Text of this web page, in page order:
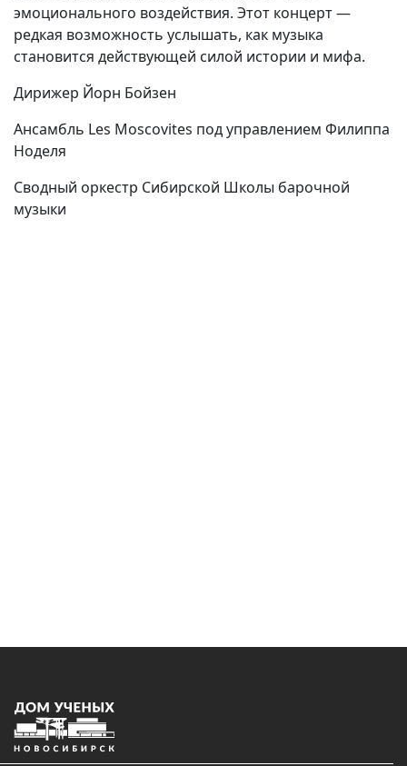
эмоционального воздействия. Этот концерт —
редкая возможность услышать, как музыка
становится действующей силой истории и мифа.
Дирижер Йорн Бойзен
Ансамбль Les Moscovites под управлением Филиппа
Ноделя
Сводный оркестр Сибирской Школы барочной
музыки